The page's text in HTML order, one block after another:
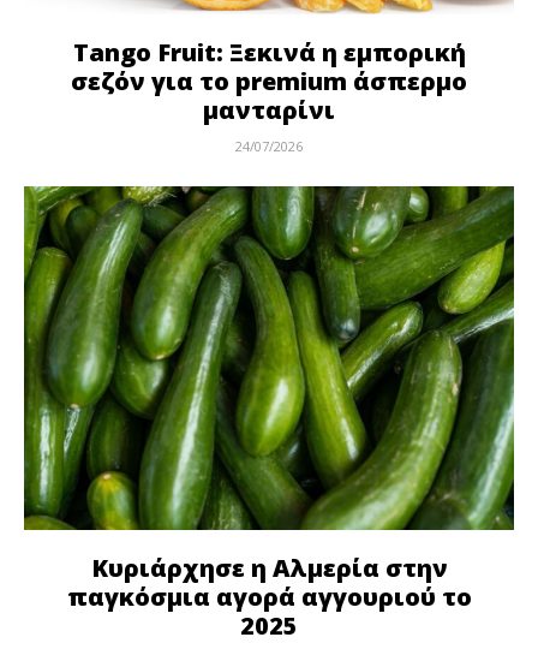
Tango Fruit: Ξεκινά η εμπορική
σεζόν για το premium άσπερμο
μανταρίνι
24/07/2026
Κυριάρχησε η Αλμερία στην
παγκόσμια αγορά αγγουριού το
2025